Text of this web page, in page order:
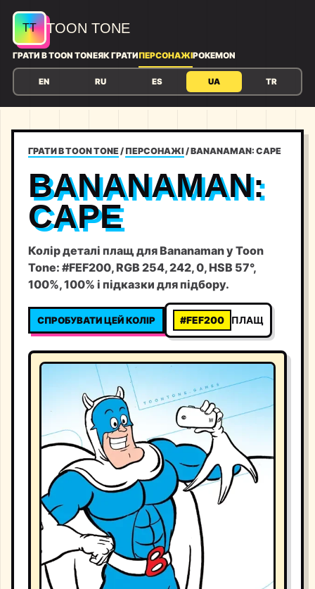
TOON TONE
ГРАТИ В TOON TONEЯК ГРАТИПЕРСОНАЖІPOKEMON
EN RU ES UA TR
ГРАТИ В TOON TONE / ПЕРСОНАЖІ /BANANAMAN: CAPE
BANANAMAN:
CAPE
Колір деталі плащ для Bananaman у Toon
Tone: #FEF200, RGB 254, 242, 0, HSB 57°,
100%, 100% і підказки для підбору.
СПРОБУВАТИ ЦЕЙ КОЛІР #FEF200 ПЛАЩ